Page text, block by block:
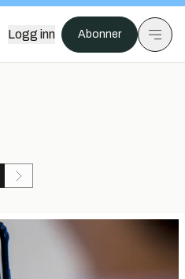
Logg inn Abonner